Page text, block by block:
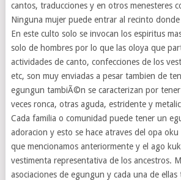
cantos, traducciones y en otros menesteres
Ninguna mujer puede entrar al recinto
En este culto solo se invocan los espiritus
solo de hombres por lo que las oloya que
actividades de canto, confecciones de los
etc, son muy enviadas a pesar tambien de
egungun tambiÃ©n se caracterizan por
veces ronca, otras aguda, estridente y
Cada familia o comunidad puede tener un
adoracion y esto se hace atraves del opa
que mencionamos anteriormente y el ago
vestimenta representativa de los ancestros.
asociaciones de egungun y cada una de ellas